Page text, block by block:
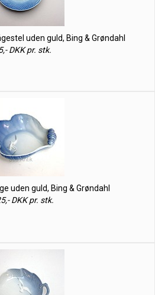
uden guld, Bing & Grøndahl
DKK pr. stk.
uden guld, Bing & Grøndahl
DKK pr. stk.